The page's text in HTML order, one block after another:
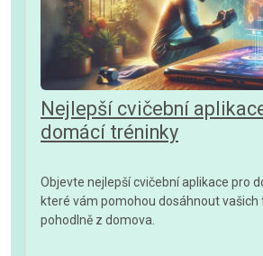
Nejlepší cvičební
domácí tréninky
Objevte nejlepší cvičební aplikace pro
které vám pomohou dosáhnout vašich
pohodlně z domova.